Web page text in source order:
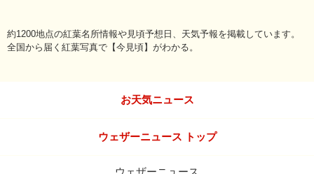
約1200地点の紅葉名所情報や見頃予想日、天気予報を掲載しています。
全国から届く紅葉写真で【今見頃】がわかる。
お天気ニュース
ウェザーニュース トップ
ウェザーニュース